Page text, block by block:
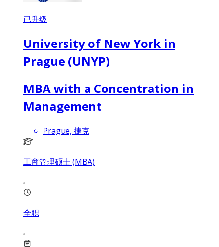
已升级
University of New York in
Prague (UNYP)
MBA with a Concentration in
Management
Prague, 捷克
工商管理硕士 (MBA)
全职